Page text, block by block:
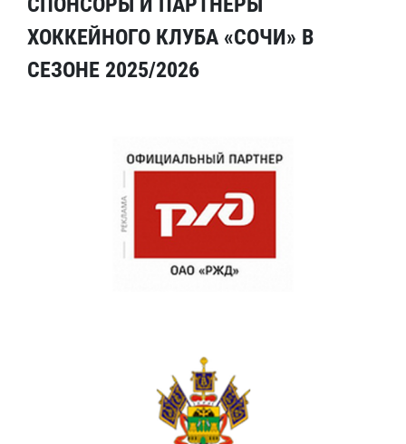
ХОККЕЙНОГО КЛУБА «СОЧИ» В
СЕЗОНЕ 2025/2026